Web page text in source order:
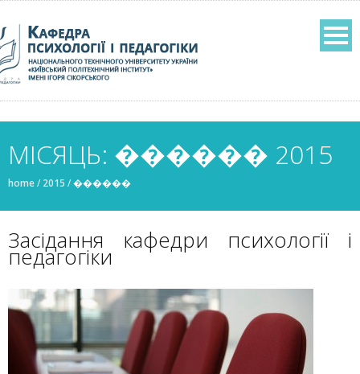
МІСЯЦЬ: ������ 2015
home/ 2015 /������
Засідання кафедри психології і
педагогіки